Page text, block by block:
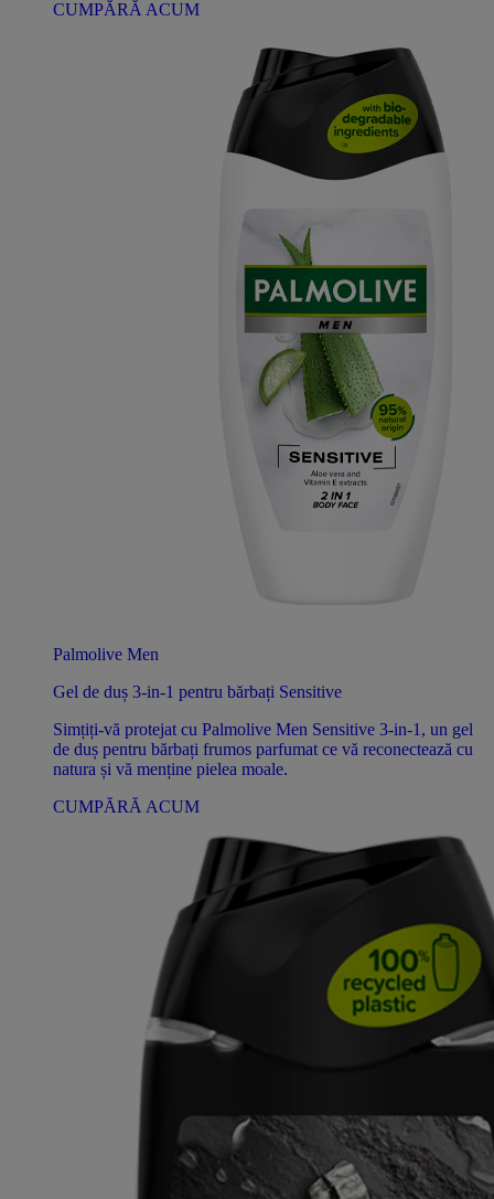
CUMPĂRĂ ACUM
Palmolive Men
Gel de duș 3-in-1 pentru bărbați Sensitive
Simțiți-vă protejat cu Palmolive Men Sensitive 3-in-1, un gel
de duș pentru bărbați frumos parfumat ce vă reconectează cu
natura și vă menține pielea moale.
CUMPĂRĂ ACUM